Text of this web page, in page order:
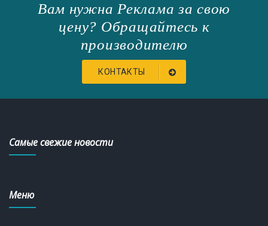
Вам нужна Реклама за свою
цену? Обращайтесь к
производителю
КОНТАКТЫ
Самые свежие новости
Меню